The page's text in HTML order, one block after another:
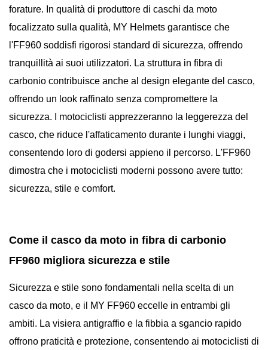
forature. In qualità di produttore di caschi da moto
focalizzato sulla qualità, MY Helmets garantisce che
l'FF960 soddisfi rigorosi standard di sicurezza, offrendo
tranquillità ai suoi utilizzatori. La struttura in fibra di
carbonio contribuisce anche al design elegante del casco,
offrendo un look raffinato senza compromettere la
sicurezza. I motociclisti apprezzeranno la leggerezza del
casco, che riduce l'affaticamento durante i lunghi viaggi,
consentendo loro di godersi appieno il percorso. L'FF960
dimostra che i motociclisti moderni possono avere tutto:
sicurezza, stile e comfort.
Come il casco da moto in fibra di carbonio
FF960 migliora sicurezza e stile
Sicurezza e stile sono fondamentali nella scelta di un
casco da moto, e il MY FF960 eccelle in entrambi gli
ambiti. La visiera antigraffio e la fibbia a sgancio rapido
offrono praticità e protezione, consentendo ai motociclisti di